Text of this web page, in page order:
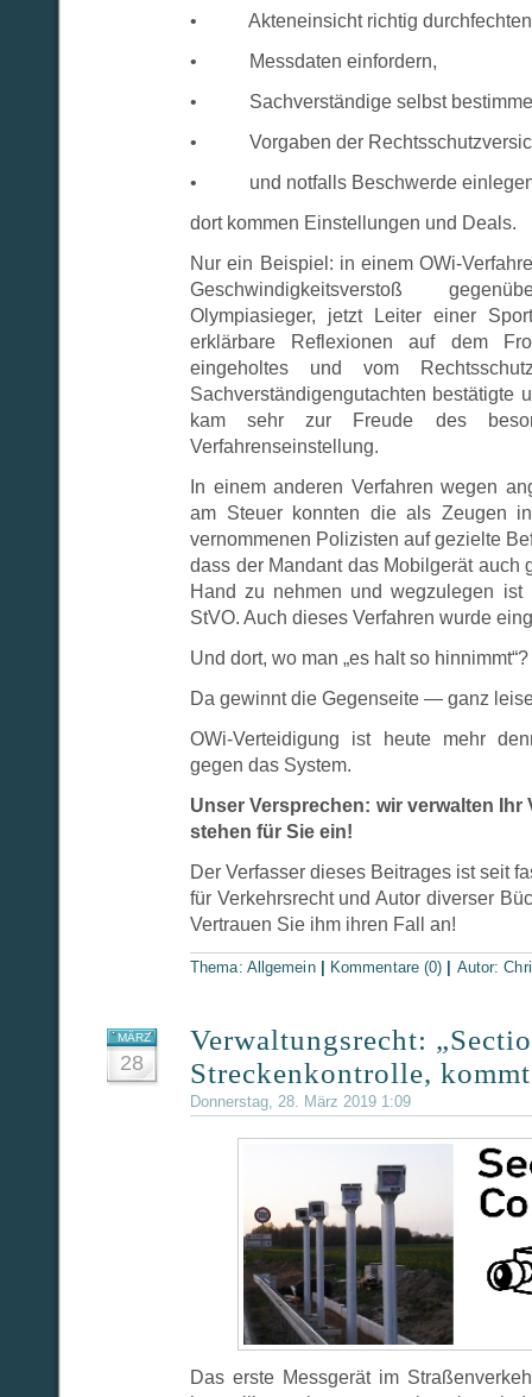
• Akteneinsicht richtig
• Messdaten einfordern,
• Sachverständige selbst
• Vorgaben der
• und notfalls Beschwerde
dort kommen Einstellungen und Deals.
Nur ein Beispiel: in einem OWi-
Geschwindigkeitsverstoß
Olympiasieger, jetzt Leiter einer
erklärbare Reflexionen auf dem
eingeholtes und vom
Sachverständigengutachten bestätigte
kam sehr zur Freude des
Verfahrenseinstellung.
In einem anderen Verfahren wegen
am Steuer konnten die als Zeugen
vernommenen Polizisten auf gezielte
dass der Mandant das Mobilgerät auch
Hand zu nehmen und wegzulegen
StVO. Auch dieses Verfahren wurde
Und dort, wo man „es halt so hinnimmt“?
Da gewinnt die Gegenseite — ganz
OWi-Verteidigung ist heute mehr
gegen das System.
Unser Versprechen: wir verwalten Ihr
stehen für Sie ein!
Der Verfasser dieses Beitrages ist seit
für Verkehrsrecht und Autor diverser
Vertrauen Sie ihm ihren Fall an!
Thema: Allgemein Kommentare (0) Autor:
MÄRZ
28
Verwaltungsrecht:
Streckenkontrolle,
Donnerstag, 28. März 2019 1:09
Das erste Messgerät im